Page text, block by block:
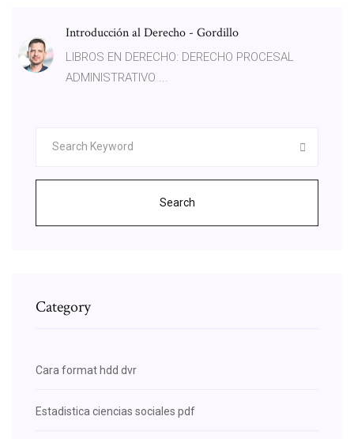
Introducción al Derecho - Gordillo
LIBROS EN DERECHO: DERECHO PROCESAL
ADMINISTRATIVO ...
Search
Category
Cara format hdd dvr
Estadistica ciencias sociales pdf